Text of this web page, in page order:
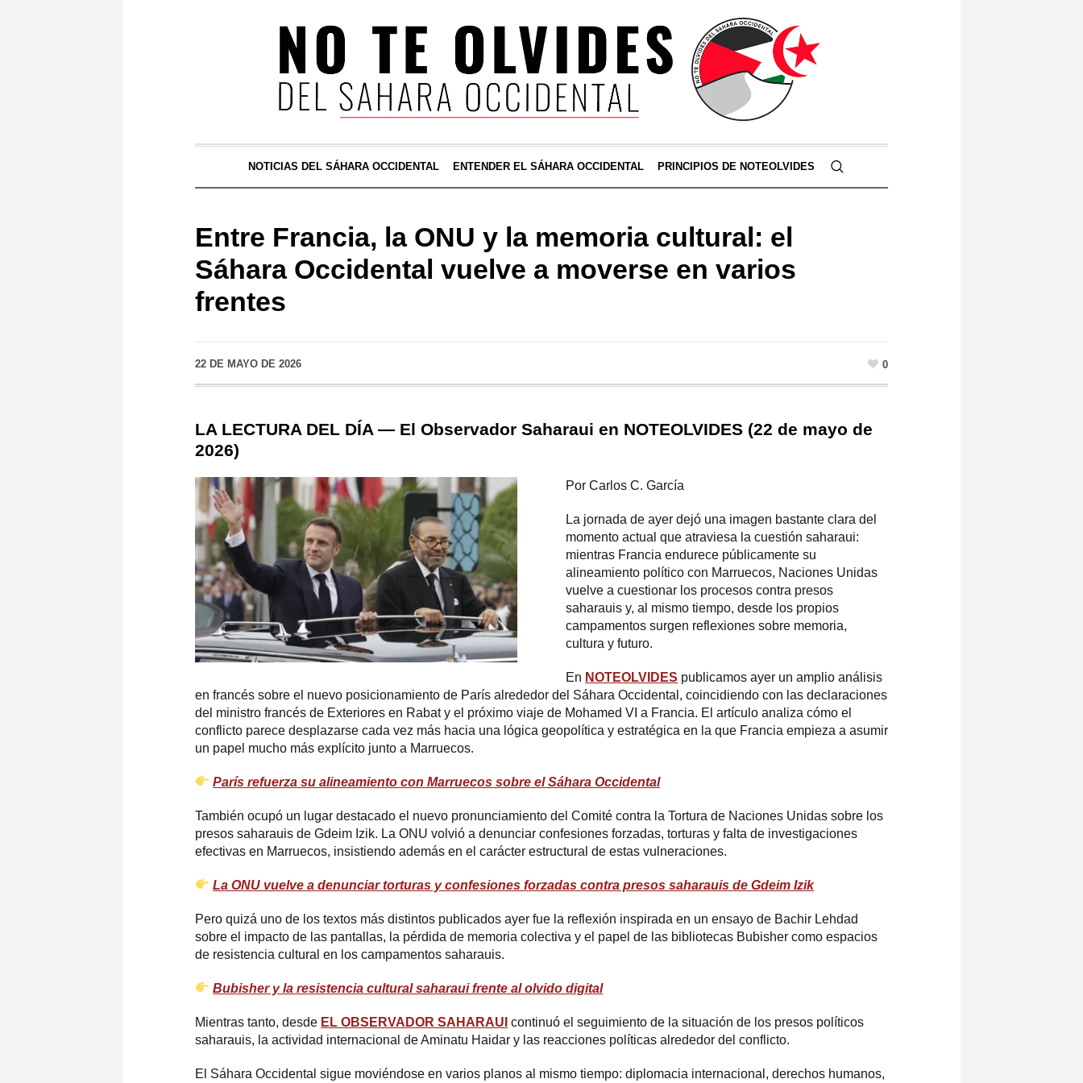
NOTICIAS DEL SÁHARA OCCIDENTAL ENTENDER EL SÁHARA OCCIDENTAL PRINCIPIOS DE NOTEOLVIDES
Entre Francia, la ONU y la memoria cultural: el
Sáhara Occidental vuelve a moverse en varios
frentes
22 DE MAYO DE 2026 0
LA LECTURA DEL DÍA — El Observador Saharaui en NOTEOLVIDES (22 de mayo de
2026)
Por Carlos C. García
La jornada de ayer dejó una imagen bastante clara del
momento actual que atraviesa la cuestión saharaui:
mientras Francia endurece públicamente su
alineamiento político con Marruecos, Naciones Unidas
vuelve a cuestionar los procesos contra presos
saharauis y, al mismo tiempo, desde los propios
campamentos surgen reflexiones sobre memoria,
cultura y futuro.
En NOTEOLVIDES publicamos ayer un amplio análisis
en francés sobre el nuevo posicionamiento de París alrededor del Sáhara Occidental, coincidiendo con las declaraciones
del ministro francés de Exteriores en Rabat y el próximo viaje de Mohamed VI a Francia. El artículo analiza cómo el
conflicto parece desplazarse cada vez más hacia una lógica geopolítica y estratégica en la que Francia empieza a asumir
un papel mucho más explícito junto a Marruecos.
París refuerza su alineamiento con Marruecos sobre el Sáhara Occidental
También ocupó un lugar destacado el nuevo pronunciamiento del Comité contra la Tortura de Naciones Unidas sobre los
presos saharauis de Gdeim Izik. La ONU volvió a denunciar confesiones forzadas, torturas y falta de investigaciones
efectivas en Marruecos, insistiendo además en el carácter estructural de estas vulneraciones.
La ONU vuelve a denunciar torturas y confesiones forzadas contra presos saharauis de Gdeim Izik
Pero quizá uno de los textos más distintos publicados ayer fue la reflexión inspirada en un ensayo de Bachir Lehdad
sobre el impacto de las pantallas, la pérdida de memoria colectiva y el papel de las bibliotecas Bubisher como espacios
de resistencia cultural en los campamentos saharauis.
Bubisher y la resistencia cultural saharaui frente al olvido digital
Mientras tanto, desde EL OBSERVADOR SAHARAUI continuó el seguimiento de la situación de los presos políticos
saharauis, la actividad internacional de Aminatu Haidar y las reacciones políticas alrededor del conflicto.
El Sáhara Occidental sigue moviéndose en varios planos al mismo tiempo: diplomacia internacional, derechos humanos,